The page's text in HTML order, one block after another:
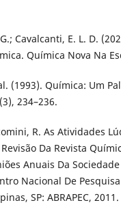
Cavalcanti, E. L. D.
Química Nova Na
(1993). Química: Um
234–236.
R. As Atividades
Da Revista
Anuais Da
Nacional De
SP: ABRAPEC, 2011.